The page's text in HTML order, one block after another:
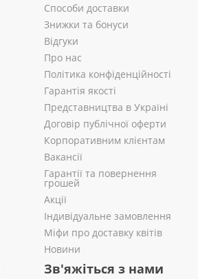
Способи доставки
Знижки та бонуси
Відгуки
Про нас
Політика конфіденційності
Гарантія якості
Представництва в Україні
Договір публічної оферти
Корпоративним клієнтам
Вакансії
Гарантії та повернення
грошей
Акції
Індивідуальне замовлення
Міфи про доставку квітів
Новини
Зв'яжіться з нами